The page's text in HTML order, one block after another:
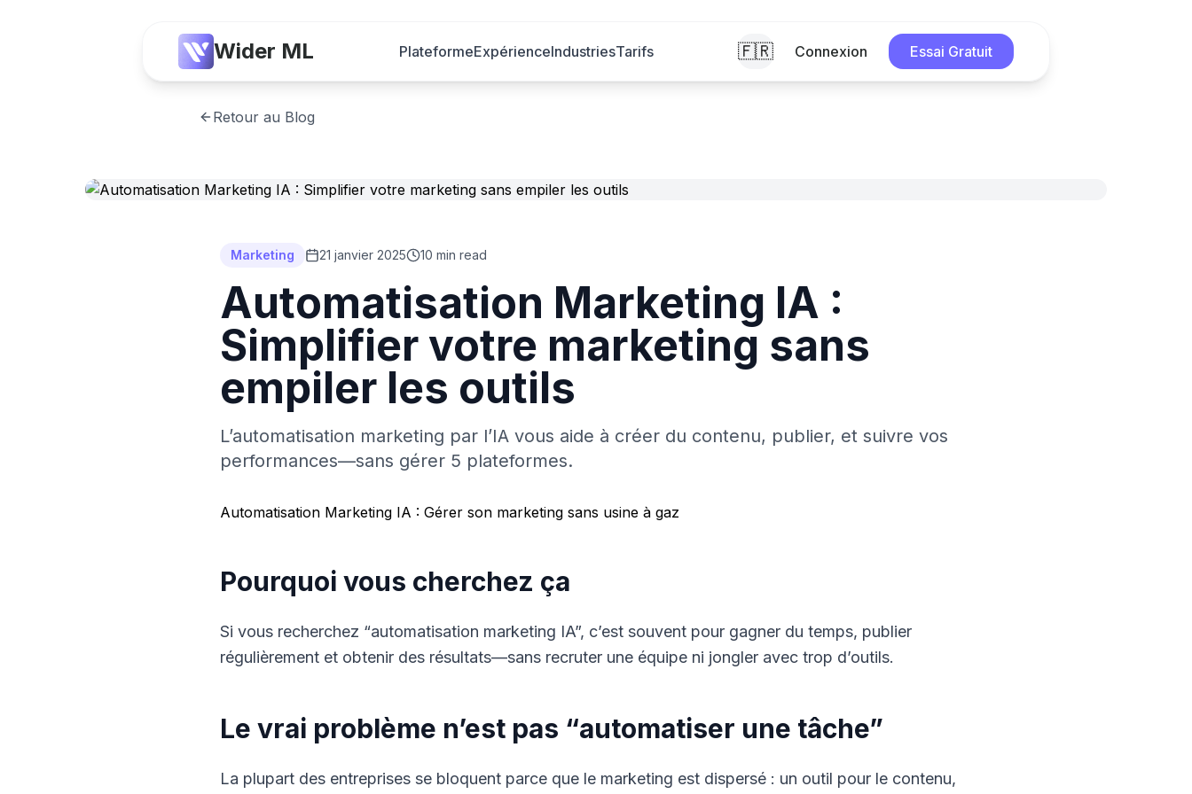
Wider ML PlateformeExpérienceIndustriesTarifs 🇫🇷 Connexion Essai Gratuit
Retour au Blog
Marketing 21 janvier 2025 10 min read
Automatisation Marketing IA :
Simplifier votre marketing sans
empiler les outils
L’automatisation marketing par l’IA vous aide à créer du contenu, publier, et suivre vos
performances—sans gérer 5 plateformes.
Automatisation Marketing IA : Gérer son marketing sans usine à gaz
Pourquoi vous cherchez ça
Si vous recherchez “automatisation marketing IA”, c’est souvent pour gagner du temps, publier
régulièrement et obtenir des résultats—sans recruter une équipe ni jongler avec trop d’outils.
Le vrai problème n’est pas “automatiser une tâche”
La plupart des entreprises se bloquent parce que le marketing est dispersé : un outil pour le contenu,